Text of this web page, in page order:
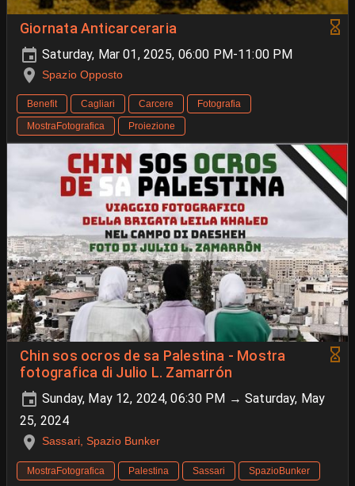
Giornata Anticarceraria
Saturday, Mar 01, 2025, 06:00 PM-11:00 PM
Spazio Opposto
Benefit Cagliari Carcere
Fotografia
MostraFotografica
Proiezione
Chin sos ocros de sa Palestina - Mostra
fotografica di Julio L. Zamarrón
Sunday, May 12, 2024, 06:30 PM → Saturday, May
25, 2024
Sassari, Spazio Bunker
MostraFotografica Palestina Sassari SpazioBunker